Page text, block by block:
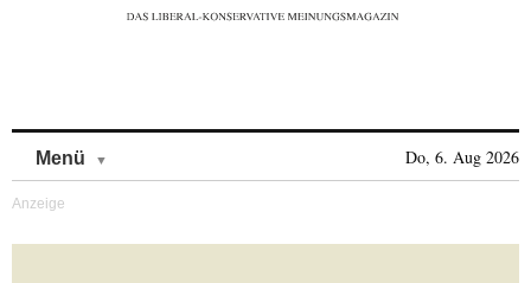
Menü Do, 6. Aug 2026